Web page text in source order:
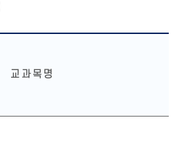
교 과 목 명